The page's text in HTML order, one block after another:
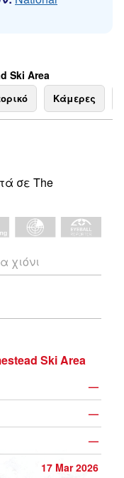
Ski Area
Κάμερες
σε The
χιόνι
Ski Area
—
—
—
17 Mar 2026